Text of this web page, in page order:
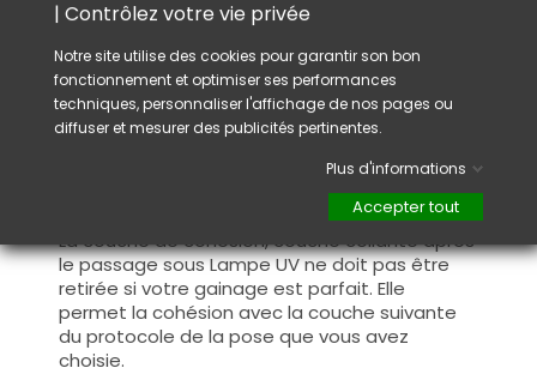
lampe UV et/ou LED pour assurer un
durcissement complet.
Couche de cohésion : Après votre
construction, si votre apex (bombé) présente
des imperfections, dégraissez la couche de
cohésion avant de limer pour redonner la
forme que vous souhaitez et continuez avec
le protocole de la pose que vous avez choisi.
La couche de cohésion, couche collante après
le passage sous Lampe UV ne doit pas être
retirée si votre gainage est parfait. Elle
permet la cohésion avec la couche suivante
du protocole de la pose que vous avez
choisie.
| Contrôlez votre vie privée
Notre site utilise des cookies pour garantir son bon
fonctionnement et optimiser ses performances
techniques, personnaliser l'affichage de nos pages ou
diffuser et mesurer des publicités pertinentes.
Plus d'informations
Accepter tout